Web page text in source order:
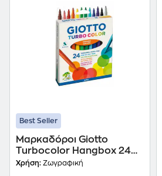
Best Seller
Μαρκαδόροι Giotto
Turbocolor Hangbox 24
Τεμάχια
Χρήση: Ζωγραφική